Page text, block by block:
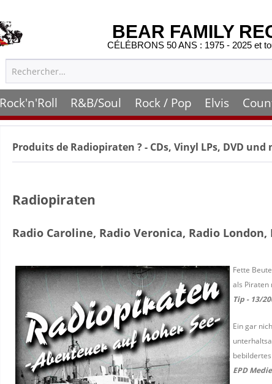
BEAR FAMILY
CÉLÉBRONS 50 ANS : 1975 - 2025 et
Rock'n'Roll R&B/Soul Rock / Pop Elvis
Produits de Radiopiraten ? - CDs, Vinyl LPs, DVD und
Radiopiraten
Radio Caroline, Radio Veronica, Radio
Fette
als Piraten
Tip - 13/
Ein gar
EPD